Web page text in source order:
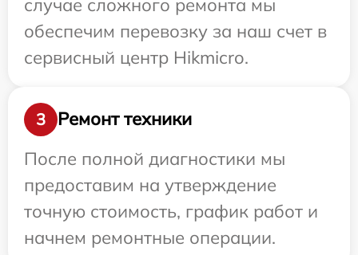
случае сложного ремонта мы
обеспечим перевозку за наш счет в
сервисный центр Hikmicro.
3
Ремонт техники
После полной диагностики мы
предоставим на утверждение
точную стоимость, график работ и
начнем ремонтные операции.